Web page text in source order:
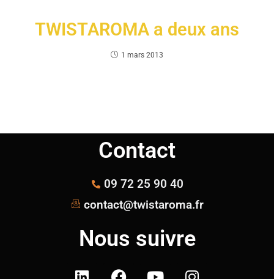
TWISTAROMA a deux ans
1 mars 2013
Contact
09 72 25 90 40
contact@twistaroma.fr
Nous suivre